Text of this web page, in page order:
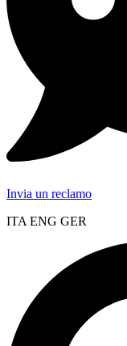
Invia un reclamo
ITA ENG GER